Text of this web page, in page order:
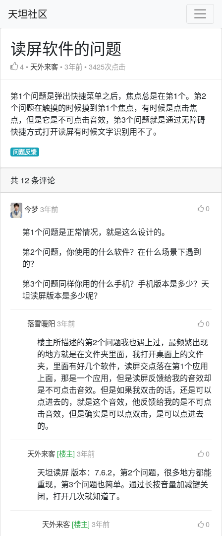
天坦社区
读屏软件的问题
4 • 天外来客 •3年前 •3425次点击
第1个问题是弹出快捷菜单之后，焦点总是在第1个。第2
个问题在触摸的时候摸到第1个焦点，有时候是点击焦
点，但是它是不可点击音效，第3个问题就是通过无障碍
快捷方式打开读屏有时候文字识别用不了。
问题反馈
共 12 条评论
今梦3年前 0
第1个问题是正常情况，就是这么设计的。
第2个问题，你使用的什么软件？在什么场景下遇到
的？
第3个问题同样你用的什么手机？手机版本是多少？天
坦读屏版本是多少呢？
落雪暖阳 3年前 0
楼主所描述的第2个问题我也遇上过，最频繁出现
的地方就是在文件夹里面，我打开桌面上的文件
夹，里面有好几个软件，读屏交点落在第1个应用
上面，那是一个应用，但是读屏反馈给我的音效却
是不可点击音效。但是如果我双击的话，还是可以
点进去的，就是这个音效，他反馈给我的是不可点
击音效，但是确实是可以点双击，是可以点进去
的。
天外来客 [楼主] 3年前 0
天坦读屏 版本：7.6.2，第2个问题，很多地方都能
重现，第3个问题也简单。通过长按音量加减键关
闭，打开几次就知道了。
天外来客 [楼主] 3年前 0